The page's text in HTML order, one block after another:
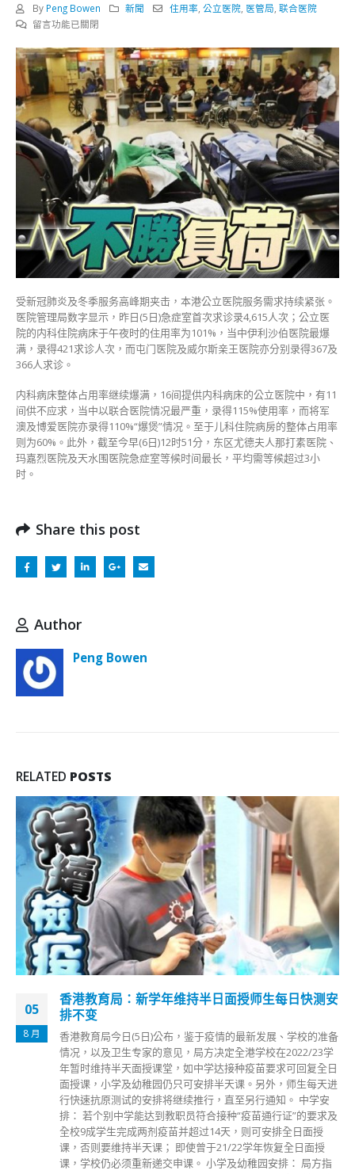
By Peng Bowen 新聞 住用率 ,公立医院 医管局 ,联合医院
在
间
公
院
爆
满
联
合
医
院
住
用
率
达
115%〉
中
留言功能已關閉
受新冠肺炎及冬季服务高峰期夹击，本港公立医院服务需求持续紧张。
医院管理局数字显示，昨日(5日)急症室首次求诊录4,615人次；公立医
院的内科住院病床于午夜时的住用率为101%，当中伊利沙伯医院最爆
满，录得421求诊人次，而屯门医院及威尔斯亲王医院亦分别录得367及
366人求诊。
内科病床整体占用率继续爆满，16间提供内科病床的公立医院中，有11
间供不应求，当中以联合医院情况最严重，录得115%使用率，而将军
澳及博爱医院亦录得110%“爆煲”情况。至于儿科住院病房的整体占用率
则为60%。此外，截至今早(6日)12时51分，东区尤德夫人那打素医院、
玛嘉烈医院及天水围医院急症室等候时间最长，平均需等候超过3小
时。
Share this post
Author
Peng Bowen
RELATED POSTS
12
8 月
薛永恒：推动创新要素流动 与大湾区优势互补
政府资助基金博览昨日（11日）起在生产力大楼举行，创新及
科技局局长薛永恒今日（12日）出席并指出，粤港澳大湾区建
设及「十四五」规划，为本港创科带来重大机遇。他表示，凭
香港雄厚科研实力、自由经济体系、完善知识产权保护制度以
及世界级科研人才，特区政府会继续推动人才、资金、物资及
信息等创新要素流动，与大湾区其他城市优势互补。 去年7月
政府推出再工业化资助计划，截至上月已收到21宗申请。薛永
恒指，评审委员会原则上同意支持16宗申请，总资助额约1.08
亿元，涉及生物科技、食品加工、建造、印刷、医疗器材及纳
米纤维材料等行业。他认为，本港工业有坚固基础，创新科技